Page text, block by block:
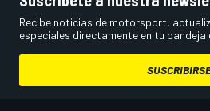
Recibe noticias de motorsport,
especiales directamente en tu bandeja